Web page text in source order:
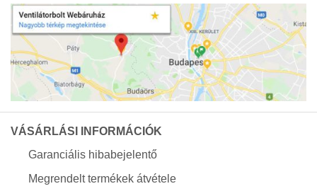
VÁSÁRLÁSI INFORMÁCIÓK
Garanciális hibabejelentő
Megrendelt termékek átvétele